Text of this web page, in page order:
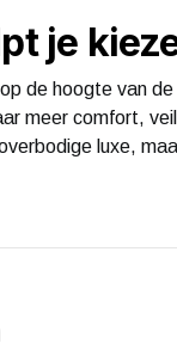
je
de hoogte van
meer comfort,
luxe,